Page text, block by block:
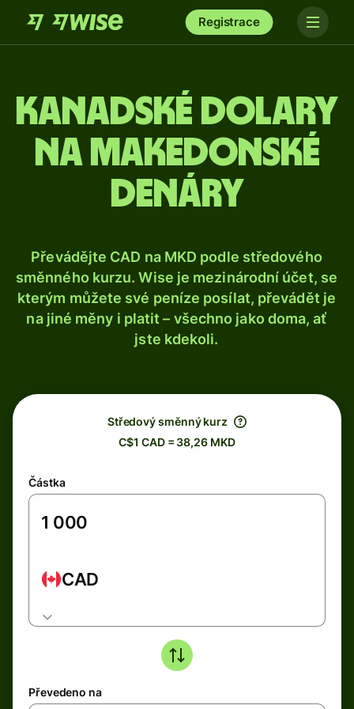
Registrace
Kanadské dolary
na makedonské
denáry
Převádějte CAD na MKD podle středového
směnného kurzu. Wise je mezinárodní účet, se
kterým můžete své peníze posílat, převádět je
na jiné měny i platit – všechno jako doma, ať
jste kdekoli.
Středový směnný kurz
C$1 CAD = 38,26 MKD
Částka
CAD
Převedeno na